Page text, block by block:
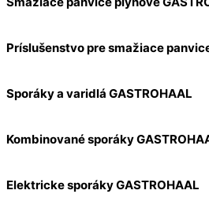
Príslušenstvo pre smažiace
Sporáky a varidlá GASTROHAAL
Kombinované sporáky
Elektricke sporáky GASTROHAAL